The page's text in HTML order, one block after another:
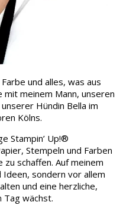
und alles, was aus
meinem Mann, unseren
Hündin Bella im
Kölns.
Stampin’ Up!®
Stempeln und Farben
schaffen. Auf meinem
sondern vor allem
und eine herzliche,
Tag wächst.